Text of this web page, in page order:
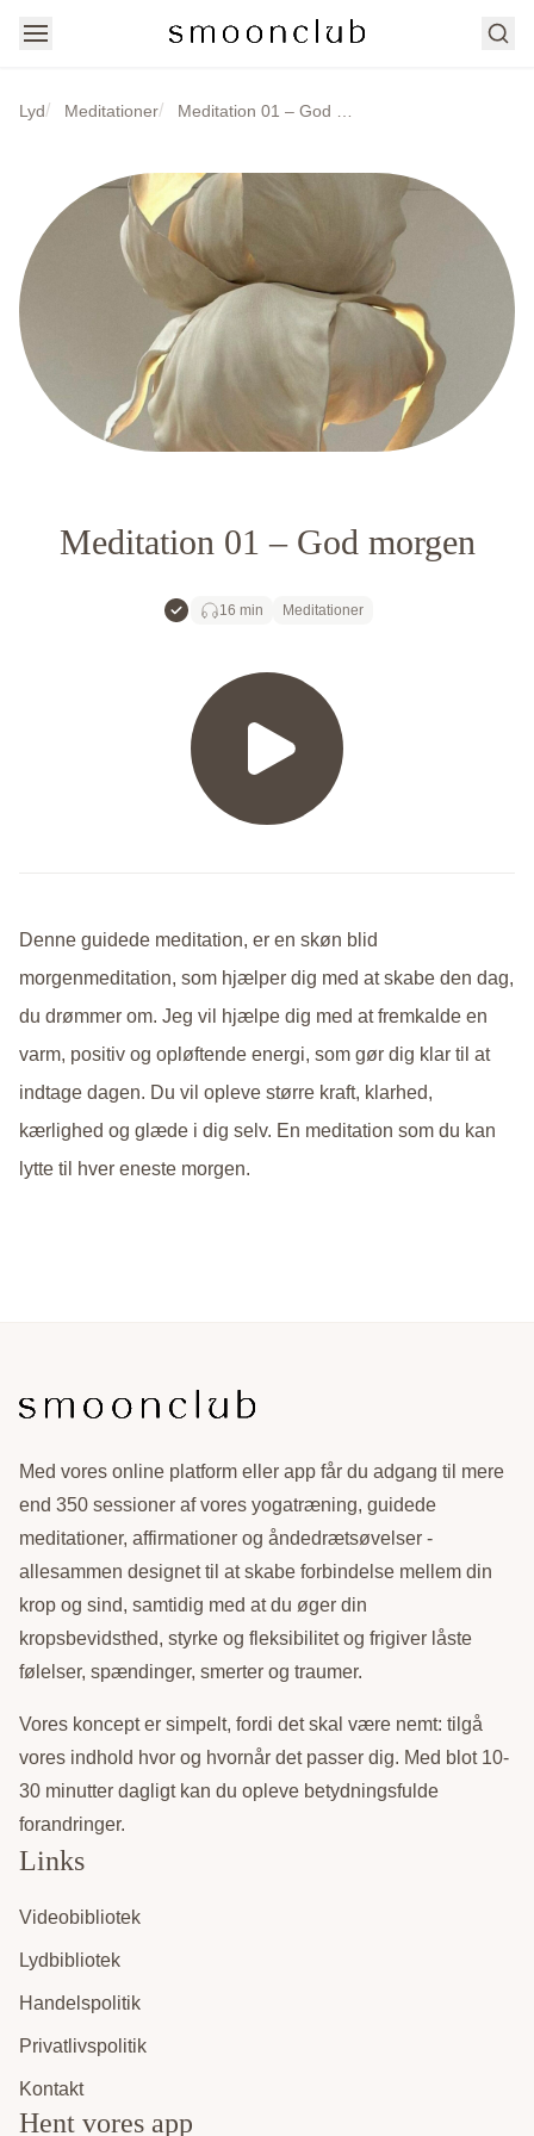
Søg
Lyd/ Meditationer/
Meditation 01 – God morgen
Gratis 16 min Meditationer
Denne guidede meditation, er en skøn blid
morgenmeditation, som hjælper dig med at skabe den dag,
du drømmer om. Jeg vil hjælpe dig med at fremkalde en
varm, positiv og opløftende energi, som gør dig klar til at
indtage dagen. Du vil opleve større kraft, klarhed,
kærlighed og glæde i dig selv. En meditation som du kan
lytte til hver eneste morgen.
Med vores online platform eller app får du adgang til mere
end 350 sessioner af vores yogatræning, guidede
meditationer, affirmationer og åndedrætsøvelser -
allesammen designet til at skabe forbindelse mellem din
krop og sind, samtidig med at du øger din
kropsbevidsthed, styrke og fleksibilitet og frigiver låste
følelser, spændinger, smerter og traumer.
Vores koncept er simpelt, fordi det skal være nemt: tilgå
vores indhold hvor og hvornår det passer dig. Med blot 10-
30 minutter dagligt kan du opleve betydningsfulde
forandringer.
Links
Videobibliotek
Lydbibliotek
Handelspolitik
Privatlivspolitik
Kontakt
Hent vores app